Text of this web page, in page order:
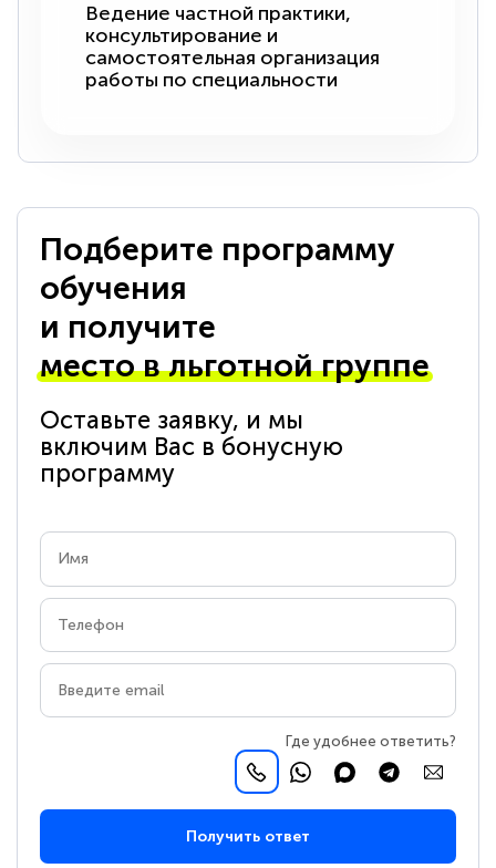
Ведение частной практики,
консультирование и
самостоятельная организация
работы по специальности
Подберите программу
обучения
и получите
место в льготной группе
Оставьте заявку, и мы
включим Вас в бонусную
программу
Где удобнее ответить?
Получить ответ